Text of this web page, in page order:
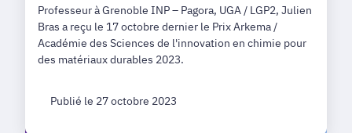
Professeur à Grenoble INP – Pagora, UGA / LGP2, Julien
Bras a reçu le 17 octobre dernier le Prix Arkema /
Académie des Sciences de l'innovation en chimie pour
des matériaux durables 2023.
Publié le 27 octobre 2023